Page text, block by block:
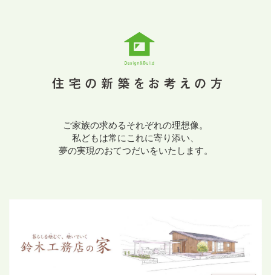
ご家族の求めるそれぞれの理想像。
私どもは常にこれに寄り添い、
夢の実現のおてつだいをいたします。